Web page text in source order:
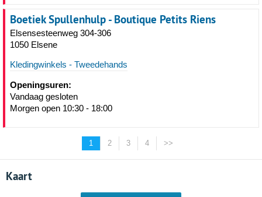
Boetiek Spullenhulp - Boutique Petits Riens
Elsensesteenweg 304-306
1050 Elsene
Kledingwinkels - Tweedehands
Openingsuren:
Vandaag gesloten
Morgen open 10:30 - 18:00
1 2 3 4 >>
Kaart